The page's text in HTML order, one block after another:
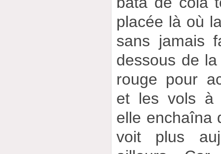
placée là où
sans jamais
dessous de
rouge pour
et les vols à
elle enchaîna
voit plus